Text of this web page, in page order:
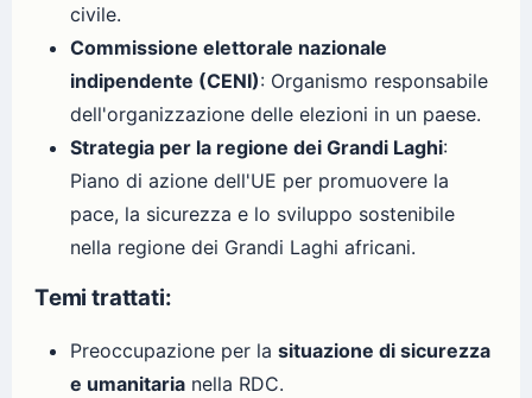
civile.
Commissione elettorale nazionale
indipendente (CENI): Organismo responsabile
dell'organizzazione delle elezioni in un paese.
Strategia per la regione dei Grandi Laghi:
Piano di azione dell'UE per promuovere la
pace, la sicurezza e lo sviluppo sostenibile
nella regione dei Grandi Laghi africani.
Temi trattati:
Preoccupazione per la situazione di sicurezza
e umanitaria nella RDC.